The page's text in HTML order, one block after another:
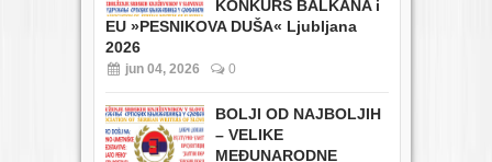
KONKURS BALKANA i
EU »PESNIKOVA DUŠA« Ljubljana
2026
jun 04, 2026 0
BOLJI OD NAJBOLJIH
– VELIKE
MEĐUNARODNE